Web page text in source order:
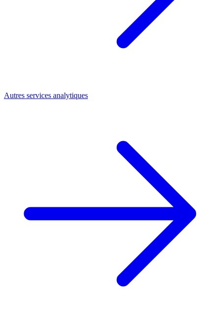
Autres services analytiques